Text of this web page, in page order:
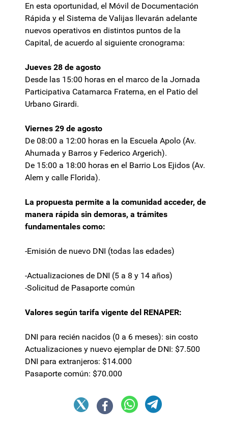
En esta oportunidad, el Móvil de Documentación
Rápida y el Sistema de Valijas llevarán adelante
nuevos operativos en distintos puntos de la
Capital, de acuerdo al siguiente cronograma:
Jueves 28 de agosto
Desde las 15:00 horas en el marco de la Jornada
Participativa Catamarca Fraterna, en el Patio del
Urbano Girardi.
Viernes 29 de agosto
De 08:00 a 12:00 horas en la Escuela Apolo (Av.
Ahumada y Barros y Federico Argerich).
De 15:00 a 18:00 horas en el Barrio Los Ejidos (Av.
Alem y calle Florida).
La propuesta permite a la comunidad acceder, de
manera rápida sin demoras, a trámites
fundamentales como:
-Emisión de nuevo DNI (todas las edades)
-Actualizaciones de DNI (5 a 8 y 14 años)
-Solicitud de Pasaporte común
Valores según tarifa vigente del RENAPER:
DNI para recién nacidos (0 a 6 meses): sin costo
Actualizaciones y nuevo ejemplar de DNI: $7.500
DNI para extranjeros: $14.000
Pasaporte común: $70.000